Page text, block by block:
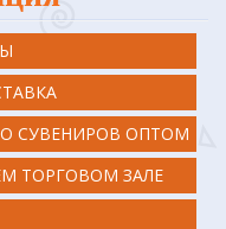
СУВЕНИРОВ ОПТОМ
ТОРГОВОМ ЗАЛЕ